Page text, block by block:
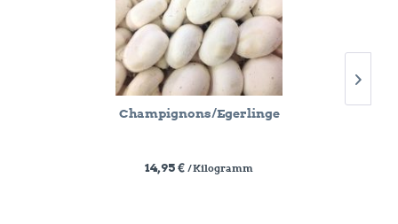
Champignons/Egerlinge
14,95 € / Kilogramm